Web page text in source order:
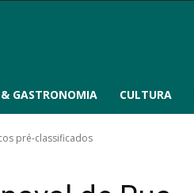
GASTRONOMIA CULTURA
pré-classificados